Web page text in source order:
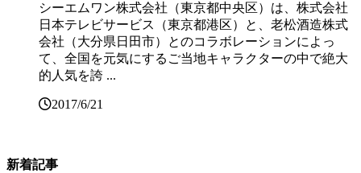
シーエムワン株式会社（東京都中央区）は、株式会社
日本テレビサービス（東京都港区）と、老松酒造株式
会社（大分県日田市）とのコラボレーションによっ
て、全国を元気にするご当地キャラクターの中で絶大
的人気を誇 ...
2017/6/21
新着記事